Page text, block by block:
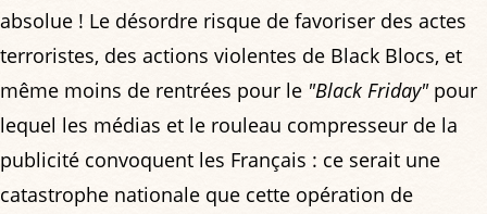
absolue ! Le désordre risque de favoriser des actes
terroristes, des actions violentes de Black Blocs, et
même moins de rentrées pour le "Black Friday"pour
lequel les médias et le rouleau compresseur de la
publicité convoquent les Français : ce serait une
catastrophe nationale que cette opération de